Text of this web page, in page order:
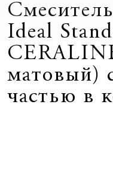
Ideal
матовый)
частью в